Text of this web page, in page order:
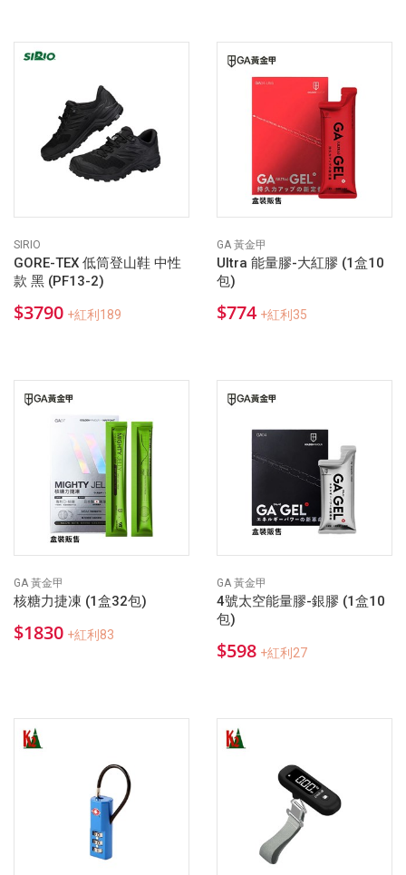
SIRIO
GORE-TEX 低筒登山鞋 中性
款 黑 (PF13-2)
$3790 +紅利189
GA 黃金甲
Ultra 能量膠-大紅膠 (1盒10
包)
$774 +紅利35
GA 黃金甲
核糖力捷凍 (1盒32包)
$1830 +紅利83
GA 黃金甲
4號太空能量膠-銀膠 (1盒10
包)
$598 +紅利27